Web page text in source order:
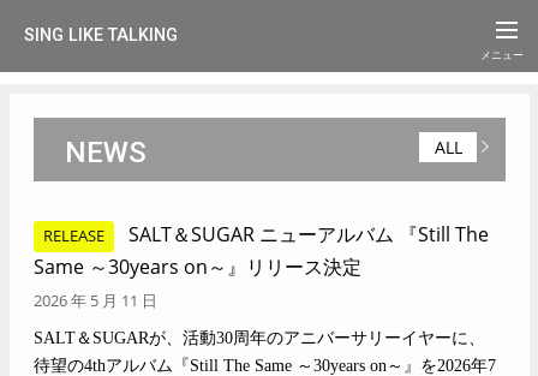
SING LIKE TALKING
NEWS ALL
RELEASE
SALT＆SUGAR ニューアルバム 『Still The
Same ～30years on～』リリース決定
2026 年 5 月 11 日
SALT＆SUGARが、活動30周年のアニバーサリーイヤーに、
待望の4thアルバム『Still The Same ～30years on～』を2026年7